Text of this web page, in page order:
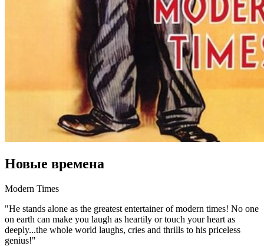
Новые времена
Modern Times
"He stands alone as the greatest entertainer of modern times! No one
on earth can make you laugh as heartily or touch your heart as
deeply...the whole world laughs, cries and thrills to his priceless
genius!"